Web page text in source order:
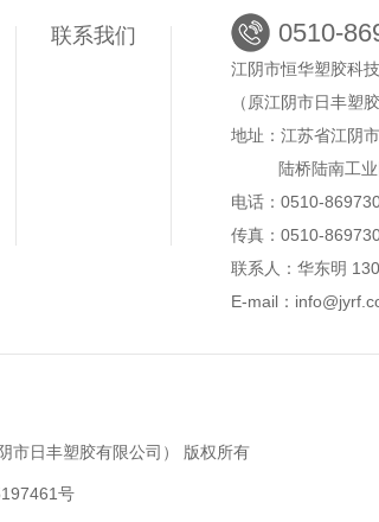
联系我们 0510-
江阴市恒华塑胶科
（原江阴市日丰塑
地址：江苏省江阴
陆桥陆南工业
电话：0510-
传真：0510-
联系人：华东明
E-mail：
市日丰塑胶有限公司） 版权所有
号